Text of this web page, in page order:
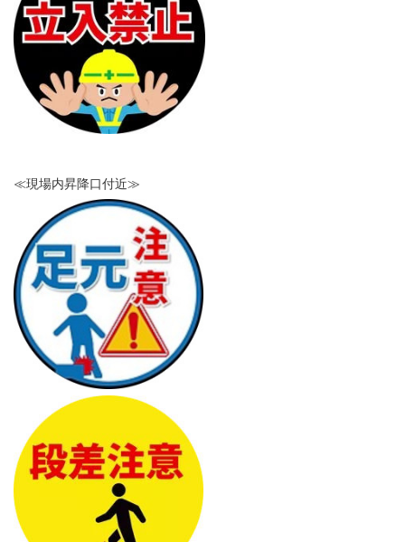
≪現場内昇降口付近≫